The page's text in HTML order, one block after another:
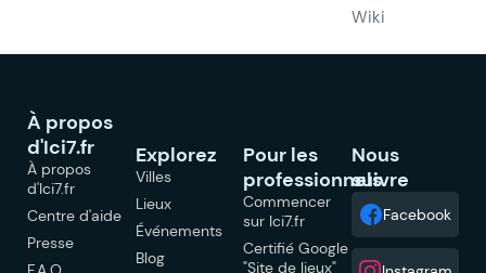
Wiki
À propos
d'Ici7.fr
À propos
d'Ici7.fr
Centre d'aide
Presse
Explorez
Villes
Lieux
Événements
Blog
Pour les
professionnels
Commencer
sur Ici7.fr
Certifié Google
"Site de lieux"
Nous
suivre
Facebook